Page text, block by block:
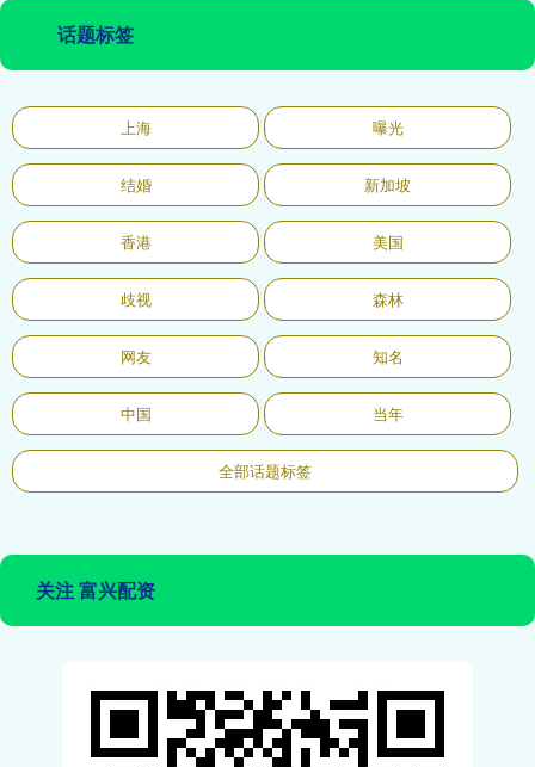
话题标签
上海 曝光
结婚 新加坡
香港 美国
歧视 森林
网友 知名
中国 当年
全部话题标签
关注 富兴配资